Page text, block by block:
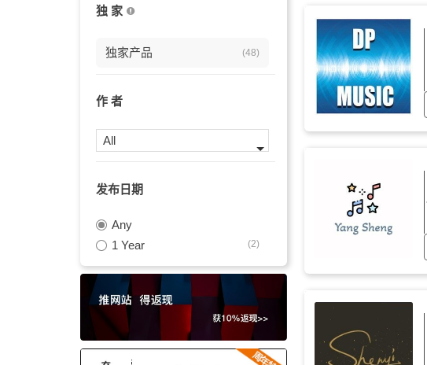
复古的 (12)
愚蠢
偷偷摸摸 (11)
调皮
愚人节
管弦 (9)
夏天 (9)
活力 (8)
独 家
独家产品 (48)
作 者
All
发布日期
Any
1 Year
(2)